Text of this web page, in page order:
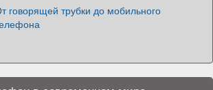
говорящей трубки до мобильного